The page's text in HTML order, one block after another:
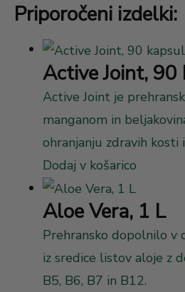
Priporočeni izdelki:
Active Joint, 90
Active Joint je
manganom in
ohranjanju zdravih kosti
Dodaj v košarico
Aloe Vera, 1 L
Prehransko dopolnilo v
iz sredice listov aloje z
B5, B6, B7 in B12.